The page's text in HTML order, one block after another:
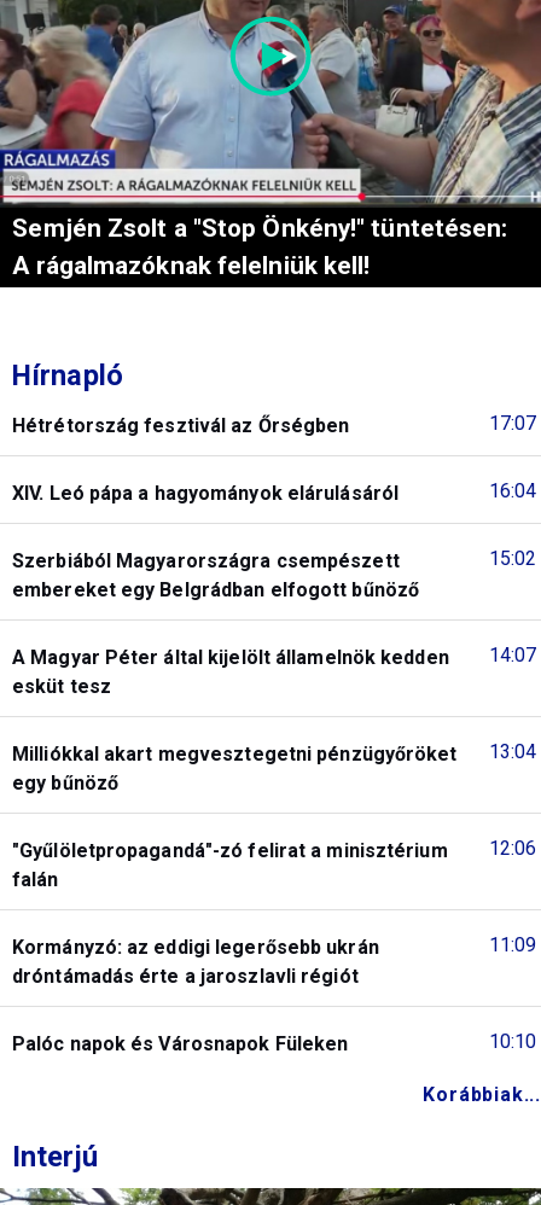
Semjén Zsolt a "Stop Önkény!" tüntetésen:
A rágalmazóknak felelniük kell!
Hírnapló
17:07
Hétrétország fesztivál az Őrségben
16:04
XIV. Leó pápa a hagyományok elárulásáról
15:02
Szerbiából Magyarországra csempészett
embereket egy Belgrádban elfogott bűnöző
14:07
A Magyar Péter által kijelölt államelnök kedden
esküt tesz
13:04
Milliókkal akart megvesztegetni pénzügyőröket
egy bűnöző
12:06
"Gyűlöletpropagandá"-zó felirat a minisztérium
falán
11:09
Kormányzó: az eddigi legerősebb ukrán
dróntámadás érte a jaroszlavli régiót
10:10
Palóc napok és Városnapok Füleken
Korábbiak...
Interjú